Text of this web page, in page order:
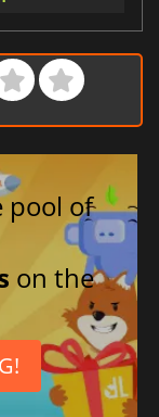
pool of
on the